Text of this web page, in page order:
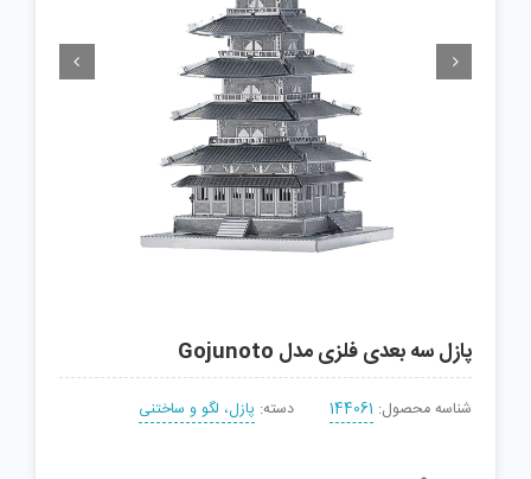
 
پازل سه بعدی فلزی مدل Gojunoto
شناسه محصول: 144061 دسته: پازل، لگو و ساختنی